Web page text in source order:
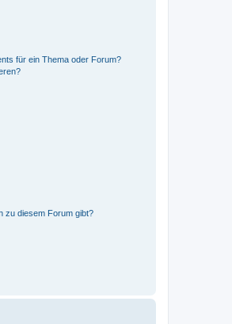
für ein Thema oder Forum?
zu diesem Forum gibt?